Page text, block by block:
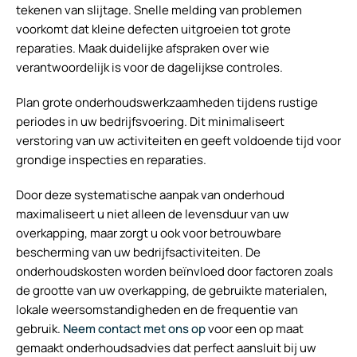
tekenen van slijtage. Snelle melding van problemen
voorkomt dat kleine defecten uitgroeien tot grote
reparaties. Maak duidelijke afspraken over wie
verantwoordelijk is voor de dagelijkse controles.
Plan grote onderhoudswerkzaamheden tijdens rustige
periodes in uw bedrijfsvoering. Dit minimaliseert
verstoring van uw activiteiten en geeft voldoende tijd voor
grondige inspecties en reparaties.
Door deze systematische aanpak van onderhoud
maximaliseert u niet alleen de levensduur van uw
overkapping, maar zorgt u ook voor betrouwbare
bescherming van uw bedrijfsactiviteiten. De
onderhoudskosten worden beïnvloed door factoren zoals
de grootte van uw overkapping, de gebruikte materialen,
lokale weersomstandigheden en de frequentie van
gebruik. Neem contact met ons opvoor een op maat
gemaakt onderhoudsadvies dat perfect aansluit bij uw